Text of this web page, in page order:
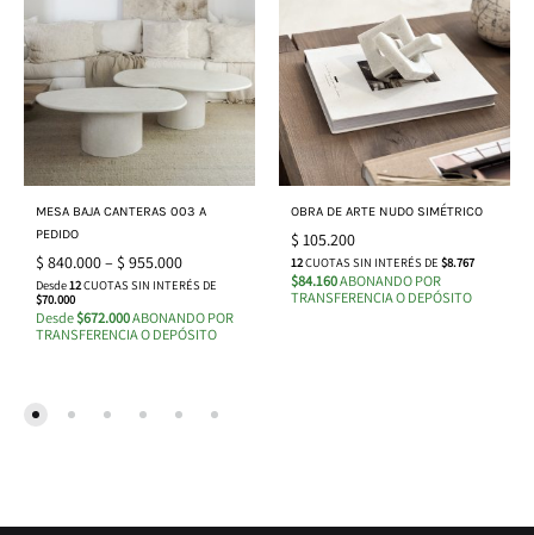
MESA BAJA CANTERAS 003 A
PEDIDO
$ 840.000– $ 955.000
Desde12CUOTAS SIN INTERÉS DE
$70.000
Desde$672.000ABONANDO POR
TRANSFERENCIA O DEPÓSITO
OBRA DE ARTE NUDO SIMÉTRICO
$ 105.200
12CUOTAS SIN INTERÉS DE $8.767
$84.160ABONANDO POR
TRANSFERENCIA O DEPÓSITO